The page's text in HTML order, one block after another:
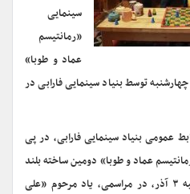
سینمایی
«رمانتیسم
عماد و طوبا»
توسط بنیاد سینمایی فارابی در
عمومی بنیاد سینمایی فارابی، در پی
عماد و طوبا» دومین ساخته بلند
سینمایی کاوه صباغ‌زاده از چهارشنبه ۳ آذر، در مراسمی، یاد مرحوم «علی